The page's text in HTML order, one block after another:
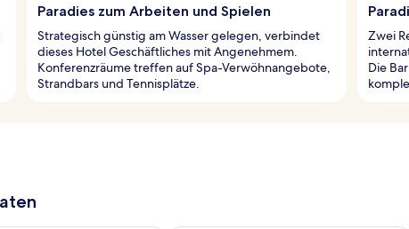
Paradies zum Arbeiten und Spielen
Strategisch günstig am Wasser gelegen, verbindet
dieses Hotel Geschäftliches mit Angenehmem.
Konferenzräume treffen auf Spa-Verwöhnangebote,
Strandbars und Tennisplätze.
Zwei
Die